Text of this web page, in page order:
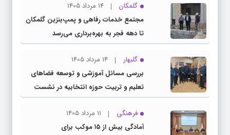
گلمکان
14 مرداد 1405
مجتمع خدمات رفاهی و پمپ‌بنزین گلمکان
تا دهه فجر به بهره‌برداری می‌رسد
گلبهار
14 مرداد 1405
بررسی مسائل آموزشی و توسعه فضاهای
تعلیم و تربیت حوزه انتخابیه در نشست
مشترک عضو کمیسیون آموزش مجلس با
مدیرکل آموزش و پرورش خراسان رضوی
فرهنگی
11 مرداد 1405
آمادگی بیش از ۱۵ موکب برای